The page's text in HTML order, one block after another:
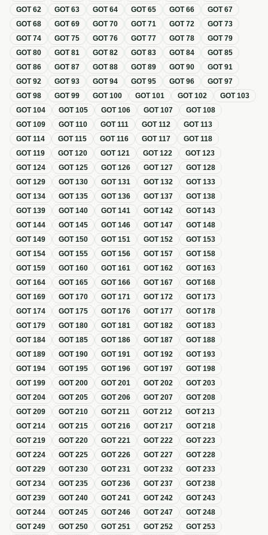
GOT62 GOT63 GOT64 GOT65 GOT66 GOT67
GOT68 GOT69 GOT70 GOT71 GOT72 GOT73
GOT74 GOT75 GOT76 GOT77 GOT78 GOT79
GOT80 GOT81 GOT82 GOT83 GOT84 GOT85
GOT86 GOT87 GOT88 GOT89 GOT90 GOT91
GOT92 GOT93 GOT94 GOT95 GOT96 GOT97
GOT98 GOT99 GOT100 GOT101 GOT102 GOT103
GOT104 GOT105 GOT106 GOT107 GOT108
GOT109 GOT110 GOT111 GOT112 GOT113
GOT114 GOT115 GOT116 GOT117 GOT118
GOT119 GOT120 GOT121 GOT122 GOT123
GOT124 GOT125 GOT126 GOT127 GOT128
GOT129 GOT130 GOT131 GOT132 GOT133
GOT134 GOT135 GOT136 GOT137 GOT138
GOT139 GOT140 GOT141 GOT142 GOT143
GOT144 GOT145 GOT146 GOT147 GOT148
GOT149 GOT150 GOT151 GOT152 GOT153
GOT154 GOT155 GOT156 GOT157 GOT158
GOT159 GOT160 GOT161 GOT162 GOT163
GOT164 GOT165 GOT166 GOT167 GOT168
GOT169 GOT170 GOT171 GOT172 GOT173
GOT174 GOT175 GOT176 GOT177 GOT178
GOT179 GOT180 GOT181 GOT182 GOT183
GOT184 GOT185 GOT186 GOT187 GOT188
GOT189 GOT190 GOT191 GOT192 GOT193
GOT194 GOT195 GOT196 GOT197 GOT198
GOT199 GOT200 GOT201 GOT202 GOT203
GOT204 GOT205 GOT206 GOT207 GOT208
GOT209 GOT210 GOT211 GOT212 GOT213
GOT214 GOT215 GOT216 GOT217 GOT218
GOT219 GOT220 GOT221 GOT222 GOT223
GOT224 GOT225 GOT226 GOT227 GOT228
GOT229 GOT230 GOT231 GOT232 GOT233
GOT234 GOT235 GOT236 GOT237 GOT238
GOT239 GOT240 GOT241 GOT242 GOT243
GOT244 GOT245 GOT246 GOT247 GOT248
GOT249 GOT250 GOT251 GOT252 GOT253